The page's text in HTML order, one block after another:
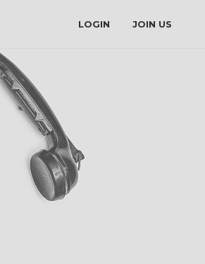
LOGIN JOIN US